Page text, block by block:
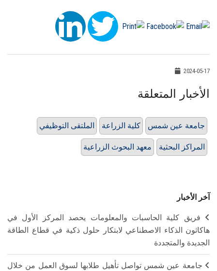
2024-05-17
الأخبار المتعلقة
الملتقى التوظيفي كلية الزراعة جامعة عين شمس
معهد البحوث الزراعية المراكز البحثية
آخر الأخبار
فريق كلية الحاسبات والمعلومات يحصد المركز الأول في
هاكاثون الذكاء الاصطناعي لابتكار حلول ذكية في قطاع الطاقة
الجديدة والمتجددة
جامعة عين شمس تواصل تأهيل طلابها لسوق العمل من خلال